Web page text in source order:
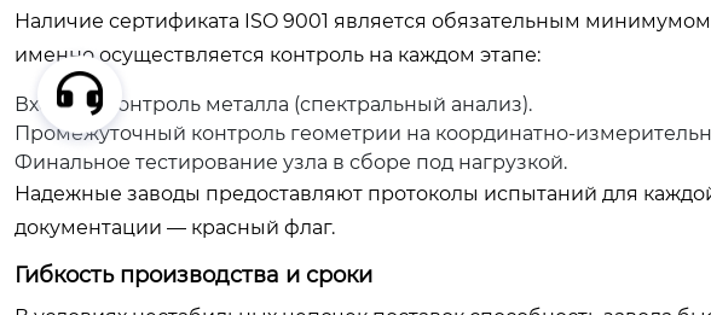
Наличие сертификата ISO 9001 является обязательным
именно осуществляется контроль на каждом этапе:
Входной контроль металла (спектральный анализ).
Промежуточный контроль геометрии на координатно-
Финальное тестирование узла в сборе под нагрузкой.
Надежные заводы предоставляют протоколы испытаний для
документации — красный флаг.
Гибкость производства и сроки